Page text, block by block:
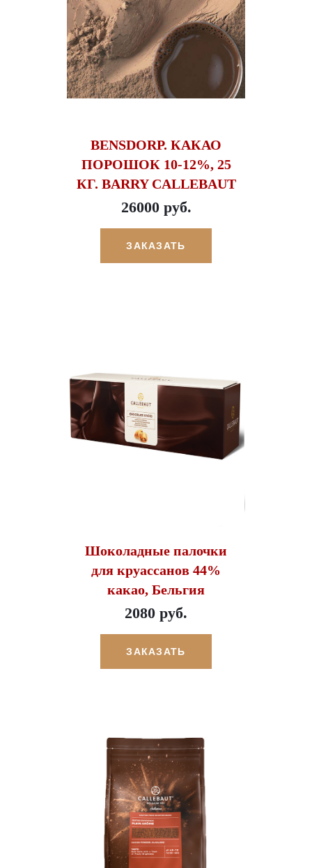
BENSDORP. КАКАО
ПОРОШОК 10-12%, 25
КГ. BARRY CALLEBAUT
26000 руб.
ЗАКАЗАТЬ
Шоколадные палочки
для круассанов 44%
какао, Бельгия
2080 руб.
ЗАКАЗАТЬ